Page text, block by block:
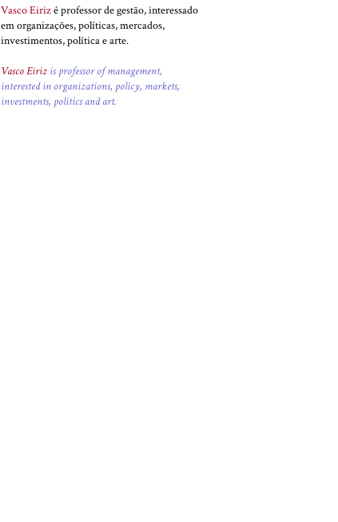
Vasco Eirizé professor de gestão, interessado
em organizações, políticas, mercados,
investimentos, política e arte.
Vasco Eiriz is professor of management,
interested in organizations, policy, markets,
investments, politics and art.